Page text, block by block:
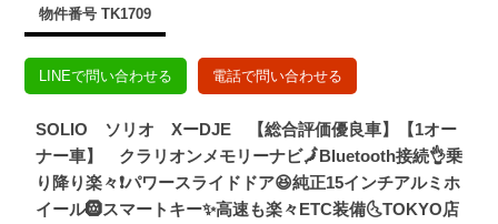
物件番号 TK1709
LINEで問い合わせる 電話で問い合わせる
SOLIO ソリオ XーDJE 【総合評価優良車】【1オー
ナー車】 クラリオンメモリーナビ🗾Bluetooth接続👌乗
り降り楽々❗パワースライドドア😆純正15インチアルミホ
イール🛞スマートキー✨高速も楽々ETC装備🌜TOKYO店